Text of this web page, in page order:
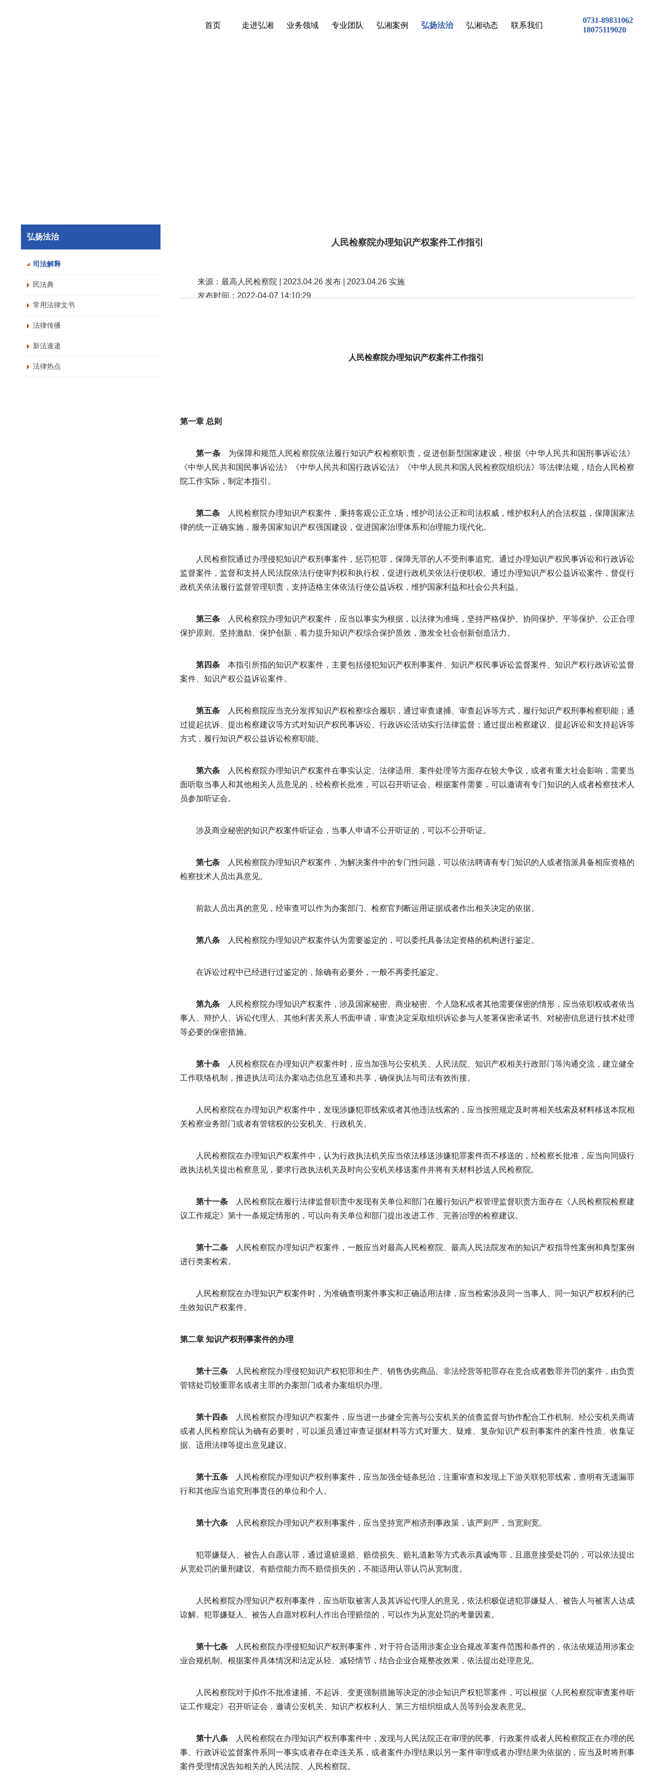
0731-89831062
18075119020
首页 走进弘湘 业务领域 专业团队 弘湘案例 弘扬法治 弘湘动态 联系我们
弘扬法治
司法解释
民法典
常用法律文书
法律传播
新法速递
法律热点
人民检察院办理知识产权案件工作指引
来源：最高人民检察院 | 2023.04.26 发布 | 2023.04.26 实施
发布时间：2022-04-07 14:10:29
人民检察院办理知识产权案件工作指引
第一章 总则
第一条
为保障和规范人民检察院依法履行知识产权检察职责，促进创新型国家建设，根据《中华人民共和国刑事诉讼法》
《中华人民共和国民事诉讼法》《中华人民共和国行政诉讼法》《中华人民共和国人民检察院组织法》等法律法规，结合人民检察
院工作实际，制定本指引。
第二条
人民检察院办理知识产权案件，秉持客观公正立场，维护司法公正和司法权威，维护权利人的合法权益，保障国家法
律的统一正确实施，服务国家知识产权强国建设，促进国家治理体系和治理能力现代化。
人民检察院通过办理侵犯知识产权刑事案件，惩罚犯罪，保障无罪的人不受刑事追究。通过办理知识产权民事诉讼和行政诉讼
监督案件，监督和支持人民法院依法行使审判权和执行权，促进行政机关依法行使职权。通过办理知识产权公益诉讼案件，督促行
政机关依法履行监督管理职责，支持适格主体依法行使公益诉权，维护国家利益和社会公共利益。
第三条
人民检察院办理知识产权案件，应当以事实为根据，以法律为准绳，坚持严格保护、协同保护、平等保护、公正合理
保护原则。坚持激励、保护创新，着力提升知识产权综合保护质效，激发全社会创新创造活力。
第四条
本指引所指的知识产权案件，主要包括侵犯知识产权刑事案件、知识产权民事诉讼监督案件、知识产权行政诉讼监督
案件、知识产权公益诉讼案件。
第五条
人民检察院应当充分发挥知识产权检察综合履职，通过审查逮捕、审查起诉等方式，履行知识产权刑事检察职能；通
过提起抗诉、提出检察建议等方式对知识产权民事诉讼、行政诉讼活动实行法律监督；通过提出检察建议、提起诉讼和支持起诉等
方式，履行知识产权公益诉讼检察职能。
第六条
人民检察院办理知识产权案件在事实认定、法律适用、案件处理等方面存在较大争议，或者有重大社会影响，需要当
面听取当事人和其他相关人员意见的，经检察长批准，可以召开听证会。根据案件需要，可以邀请有专门知识的人或者检察技术人
员参加听证会。
涉及商业秘密的知识产权案件听证会，当事人申请不公开听证的，可以不公开听证。
第七条
人民检察院办理知识产权案件，为解决案件中的专门性问题，可以依法聘请有专门知识的人或者指派具备相应资格的
检察技术人员出具意见。
前款人员出具的意见，经审查可以作为办案部门、检察官判断运用证据或者作出相关决定的依据。
第八条 人民检察院办理知识产权案件认为需要鉴定的，可以委托具备法定资格的机构进行鉴定。
在诉讼过程中已经进行过鉴定的，除确有必要外，一般不再委托鉴定。
第九条
人民检察院办理知识产权案件，涉及国家秘密、商业秘密、个人隐私或者其他需要保密的情形，应当依职权或者依当
事人、辩护人、诉讼代理人、其他利害关系人书面申请，审查决定采取组织诉讼参与人签署保密承诺书、对秘密信息进行技术处理
等必要的保密措施。
第十条
人民检察院在办理知识产权案件时，应当加强与公安机关、人民法院、知识产权相关行政部门等沟通交流，建立健全
工作联络机制，推进执法司法办案动态信息互通和共享，确保执法与司法有效衔接。
人民检察院在办理知识产权案件中，发现涉嫌犯罪线索或者其他违法线索的，应当按照规定及时将相关线索及材料移送本院相
关检察业务部门或者有管辖权的公安机关、行政机关。
人民检察院在办理知识产权案件中，认为行政执法机关应当依法移送涉嫌犯罪案件而不移送的，经检察长批准，应当向同级行
政执法机关提出检察意见，要求行政执法机关及时向公安机关移送案件并将有关材料抄送人民检察院。
第十一条
人民检察院在履行法律监督职责中发现有关单位和部门在履行知识产权管理监督职责方面存在《人民检察院检察建
议工作规定》第十一条规定情形的，可以向有关单位和部门提出改进工作、完善治理的检察建议。
第十二条
人民检察院办理知识产权案件，一般应当对最高人民检察院、最高人民法院发布的知识产权指导性案例和典型案例
进行类案检索。
人民检察院在办理知识产权案件时，为准确查明案件事实和正确适用法律，应当检索涉及同一当事人、同一知识产权权利的已
生效知识产权案件。
第二章 知识产权刑事案件的办理
第十三条
人民检察院办理侵犯知识产权犯罪和生产、销售伪劣商品、非法经营等犯罪存在竞合或者数罪并罚的案件，由负责
管辖处罚较重罪名或者主罪的办案部门或者办案组织办理。
第十四条
人民检察院办理知识产权案件，应当进一步健全完善与公安机关的侦查监督与协作配合工作机制。经公安机关商请
或者人民检察院认为确有必要时，可以派员通过审查证据材料等方式对重大、疑难、复杂知识产权刑事案件的案件性质、收集证
据、适用法律等提出意见建议。
第十五条
人民检察院办理知识产权刑事案件，应当加强全链条惩治，注重审查和发现上下游关联犯罪线索，查明有无遗漏罪
行和其他应当追究刑事责任的单位和个人。
第十六条 人民检察院办理知识产权刑事案件，应当坚持宽严相济刑事政策，该严则严，当宽则宽。
犯罪嫌疑人、被告人自愿认罪，通过退赃退赔、赔偿损失、赔礼道歉等方式表示真诚悔罪，且愿意接受处罚的，可以依法提出
从宽处罚的量刑建议。有赔偿能力而不赔偿损失的，不能适用认罪认罚从宽制度。
人民检察院办理知识产权刑事案件，应当听取被害人及其诉讼代理人的意见，依法积极促进犯罪嫌疑人、被告人与被害人达成
谅解。犯罪嫌疑人、被告人自愿对权利人作出合理赔偿的，可以作为从宽处罚的考量因素。
第十七条
人民检察院办理侵犯知识产权刑事案件，对于符合适用涉案企业合规改革案件范围和条件的，依法依规适用涉案企
业合规机制。根据案件具体情况和法定从轻、减轻情节，结合企业合规整改效果，依法提出处理意见。
人民检察院对于拟作不批准逮捕、不起诉、变更强制措施等决定的涉企知识产权犯罪案件，可以根据《人民检察院审查案件听
证工作规定》召开听证会，邀请公安机关、知识产权权利人、第三方组织组成人员等到会发表意见。
第十八条
人民检察院在办理知识产权刑事案件中，发现与人民法院正在审理的民事、行政案件或者人民检察院正在办理的民
事、行政诉讼监督案件系同一事实或者存在牵连关系，或者案件办理结果以另一案件审理或者办理结果为依据的，应当及时将刑事
案件受理情况告知相关的人民法院、人民检察院。